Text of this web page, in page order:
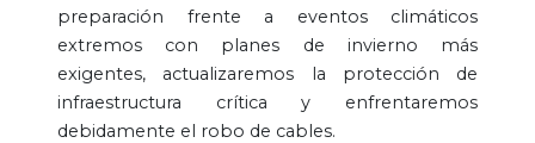
preparación frente a eventos climáticos
extremos con planes de invierno más
exigentes, actualizaremos la protección de
infraestructura crítica y enfrentaremos
debidamente el robo de cables.